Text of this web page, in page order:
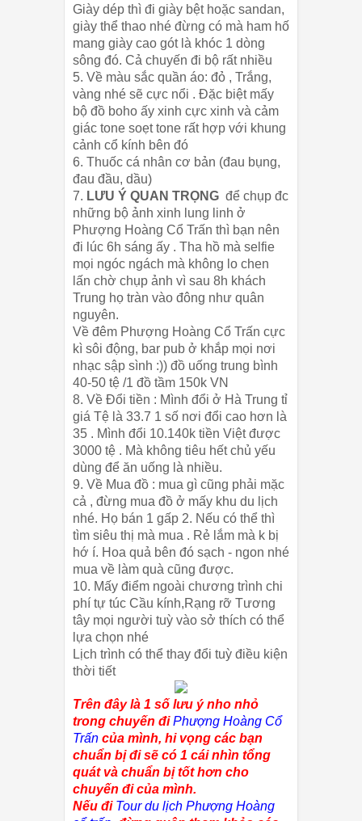
Giày dép thì đi giày bệt hoặc sandan,
giày thể thao nhé đừng có mà ham hố
mang giày cao gót là khóc 1 dòng
sông đó. Cả chuyến đi bộ rất nhiều
5. Về màu sắc quần áo: đỏ , Trắng,
vàng nhé sẽ cực nổi . Đặc biệt mấy
bộ đồ boho ấy xinh cực xinh và cảm
giác tone soẹt tone rất hợp với khung
cảnh cổ kính bên đó
6. Thuốc cá nhân cơ bản (đau bụng,
đau đầu, dầu)
7. LƯU Ý QUAN TRỌNG để chụp đc
những bộ ảnh xinh lung linh ở
Phượng Hoàng Cổ Trấn thì bạn nên
đi lúc 6h sáng ấy . Tha hồ mà selfie
mọi ngóc ngách mà không lo chen
lấn chờ chụp ảnh vì sau 8h khách
Trung họ tràn vào đông như quân
nguyên.
Về đêm Phượng Hoàng Cổ Trấn cực
kì sôi động, bar pub ở khắp mọi nơi
nhạc sập sình :)) đồ uống trung bình
40-50 tệ /1 đồ tầm 150k VN
8. Về Đổi tiền : Mình đổi ở Hà Trung tỉ
giá Tệ là 33.7 1 số nơi đổi cao hơn là
35 . Mình đổi 10.140k tiền Việt được
3000 tệ . Mà không tiêu hết chủ yếu
dùng để ăn uống là nhiều.
9. Về Mua đồ : mua gì cũng phải mặc
cả , đừng mua đồ ở mấy khu du lịch
nhé. Họ bán 1 gấp 2. Nếu có thể thì
tìm siêu thị mà mua . Rẻ lắm mà k bị
hớ í. Hoa quả bên đó sạch - ngon nhé
mua về làm quà cũng được.
10. Mấy điểm ngoài chương trình chi
phí tự túc Cầu kính,Rạng rỡ Tương
tây mọi người tuỳ vào sở thích có thể
lựa chọn nhé
Lịch trình có thể thay đổi tuỳ điều kiện
thời tiết
Trên đây là 1 số lưu ý nho nhỏ
trong chuyến điPhượng Hoàng Cổ
Trấn của mình, hi vọng các bạn
chuẩn bị đi sẽ có 1 cái nhìn tổng
quát và chuẩn bị tốt hơn cho
chuyến đi của mình.
Nếu đi Tour du lịch Phượng Hoàng